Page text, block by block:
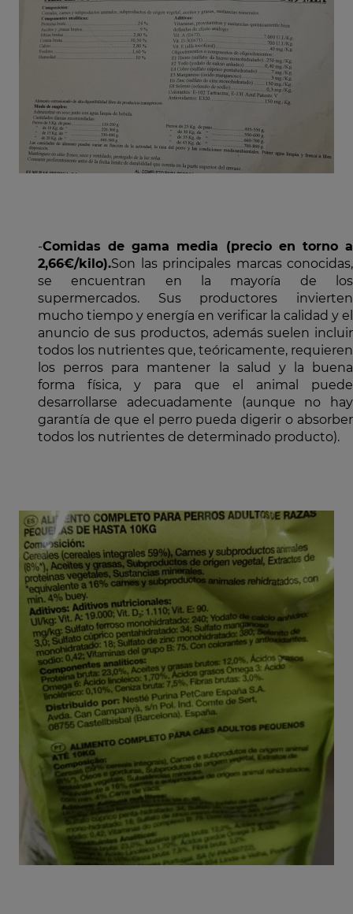
-Comidas de gama media (precio en torno a
2,66€/kilo).Son las principales marcas conocidas,
se encuentran en la mayoría de los
supermercados. Sus productores invierten
mucho tiempo y energía en verificar la calidad y el
anuncio de sus productos, además suelen incluir
todos los nutrientes que, teóricamente, requieren
los perros para mantener la salud y la buena
forma física, y para que el animal puede
desarrollarse adecuadamente (aunque no hay
garantía de que el perro pueda digerir o absorber
todos los nutrientes de determinado producto).